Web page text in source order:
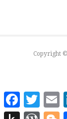
Copyright ©
FacebookTwitter
Push